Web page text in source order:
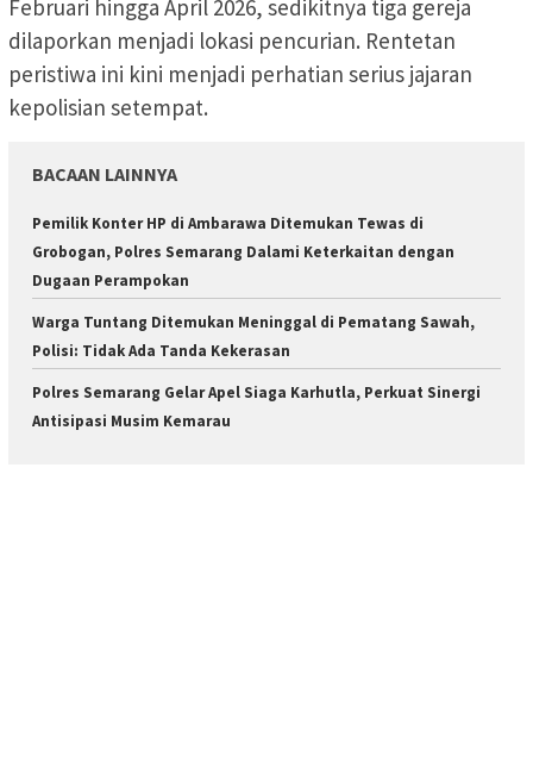
Februari hingga April 2026, sedikitnya tiga gereja
dilaporkan menjadi lokasi pencurian. Rentetan
peristiwa ini kini menjadi perhatian serius jajaran
kepolisian setempat.
BACAAN LAINNYA
Pemilik Konter HP di Ambarawa Ditemukan Tewas di
Grobogan, Polres Semarang Dalami Keterkaitan dengan
Dugaan Perampokan
Warga Tuntang Ditemukan Meninggal di Pematang Sawah,
Polisi: Tidak Ada Tanda Kekerasan
Polres Semarang Gelar Apel Siaga Karhutla, Perkuat Sinergi
Antisipasi Musim Kemarau